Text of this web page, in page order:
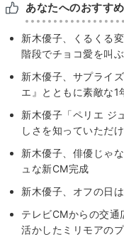
あなたへのおすすめ
新木優子、くるくる
階段でチョコ愛を叫ぶ
新木優子、サプライ
エ』とともに素敵な1
新木優子「ペリエ ジ
しさを知っていただ
新木優子、俳優じゃ
ュな新CM完成
新木優子、オフの日
テレビCMからの交通
活かしたミリモアの